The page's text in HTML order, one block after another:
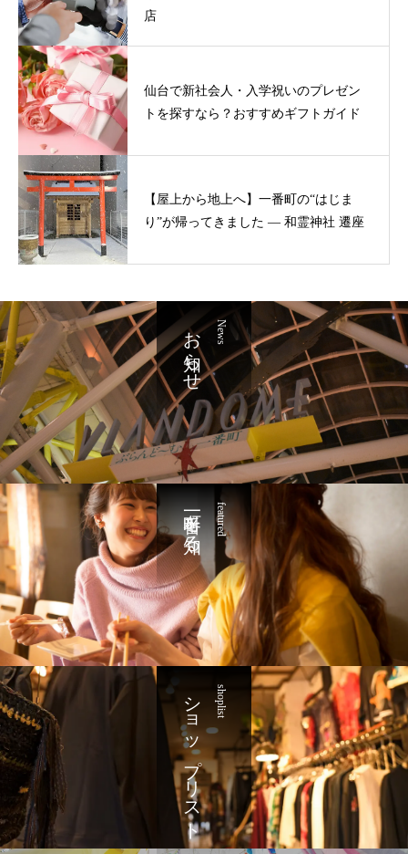
店
仙台で新社会人・入学祝いのプレゼン
トを探すなら？おすすめギフトガイド
【屋上から地上へ】一番町の“はじま
り”が帰ってきました ― 和霊神社 遷座
News
お知らせ
featured
一番町を知る
shoplist
ショップリスト